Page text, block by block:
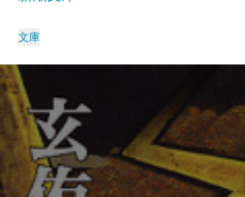
文庫